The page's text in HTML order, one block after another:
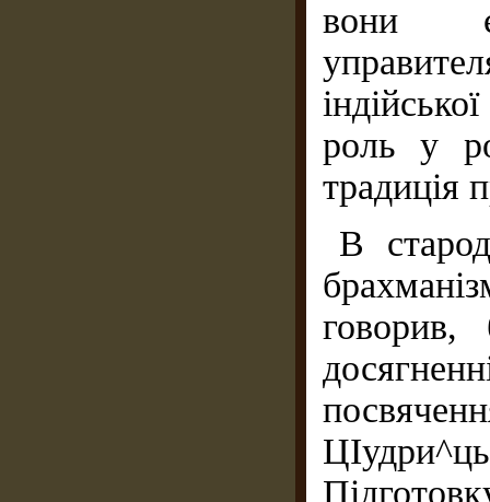
вони є
роль у
традиція
В
говорив,